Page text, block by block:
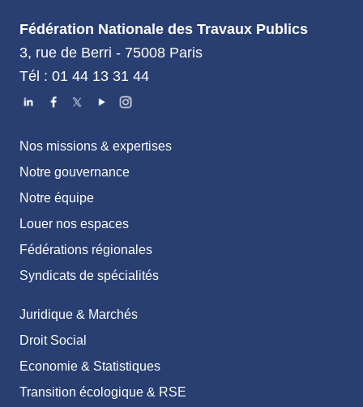
Fédération Nationale des Travaux Publics
3, rue de Berri - 75008 Paris
Tél : 01 44 13 31 44
Nos missions & expertises
Notre gouvernance
Notre équipe
Louer nos espaces
Fédérations régionales
Syndicats de spécialités
Juridique & Marchés
Droit Social
Economie & Statistiques
Transition écologique & RSE